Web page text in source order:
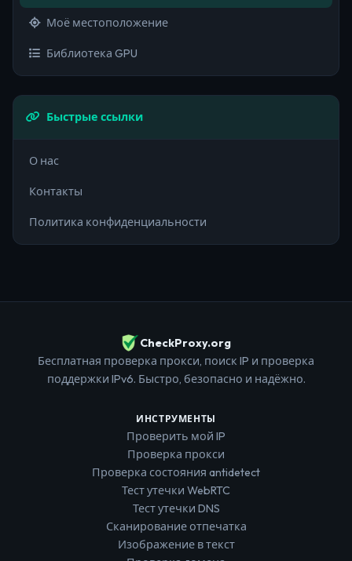
Моё местоположение
Библиотека GPU
Быстрые ссылки
О нас
Контакты
Политика конфиденциальности
CheckProxy.org
Бесплатная проверка прокси, поиск IP и проверка
поддержки IPv6. Быстро, безопасно и надёжно.
ИНСТРУМЕНТЫ
Проверить мой IP
Проверка прокси
Проверка состояния antidetect
Тест утечки WebRTC
Тест утечки DNS
Сканирование отпечатка
Изображение в текст